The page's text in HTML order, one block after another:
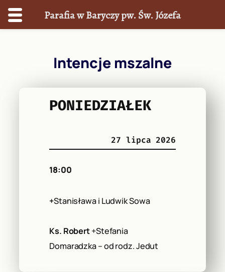
Intencje mszalne
PONIEDZIAŁEK
27 lipca 2026
18:00
+Stanisława i Ludwik Sowa
Ks. Robert+Stefania
Domaradzka – od rodz. Jedut
Parafia w Baryczy pw. Św. Józefa